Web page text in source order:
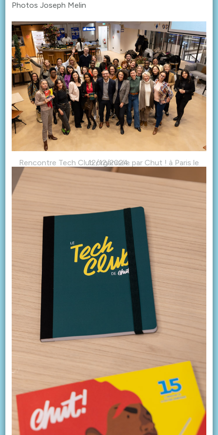
Photos Joseph Melin
Rencontre Tech Club organisée par Chut ! à Paris le 12/12/2024.